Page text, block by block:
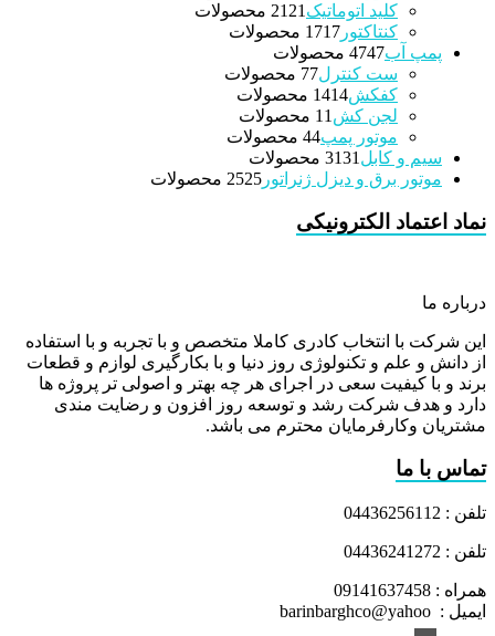
کلید اتوماتیک
21 21 محصولات
کنتاکتور
1717 محصولات
پمپ آب
4747 محصولات
ست کنترل 77 محصولات
کفکش
1414 محصولات
لجن کش
1 1 محصولات
موتور پمپ 44 محصولات
سیم و کابل
3131 محصولات
موتور برق و دیزل ژنراتور
2525 محصولات
نماد اعتماد الکترونیکی
درباره ما
این شرکت با انتخاب کادری کاملا متخصص و با تجربه و با استفاده
از دانش و علم و تکنولوژی روز دنیا و با بکارگیری لوازم و قطعات
برند و با کیفیت سعی در اجرای هر چه بهتر و اصولی تر پروژه ها
دارد و هدف شرکت رشد و توسعه روز افزون و رضایت مندی
مشتریان وکارفرمایان محترم می باشد.
تماس با ما
تلفن : 04436256112
تلفن : 04436241272
همراه : 09141637458
ایمیل : barinbarghco@yahoo